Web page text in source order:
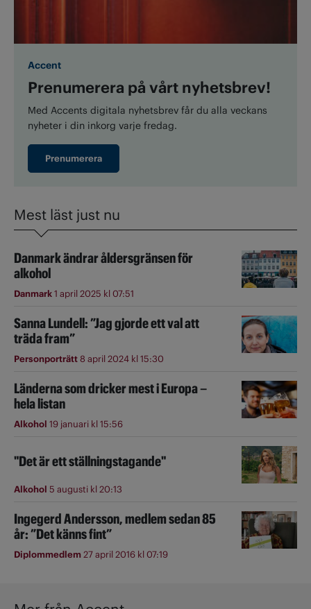
Accent
Prenumerera på vårt nyhetsbrev!
Med Accents digitala nyhetsbrev får du alla veckans
nyheter i din inkorg varje fredag.
Prenumerera
Mest läst just nu
Danmark ändrar åldersgränsen för
alkohol
Danmark1 april 2025 kl 07:51
Sanna Lundell: ”Jag gjorde ett val att
träda fram”
Personporträtt8 april 2024 kl 15:30
Länderna som dricker mest i Europa –
hela listan
Alkohol 19 januari kl 15:56
"Det är ett ställningstagande"
Alkohol 5 augusti kl 20:13
Ingegerd Andersson, medlem sedan 85
år: ”Det känns fint”
Diplommedlem27 april 2016 kl 07:19